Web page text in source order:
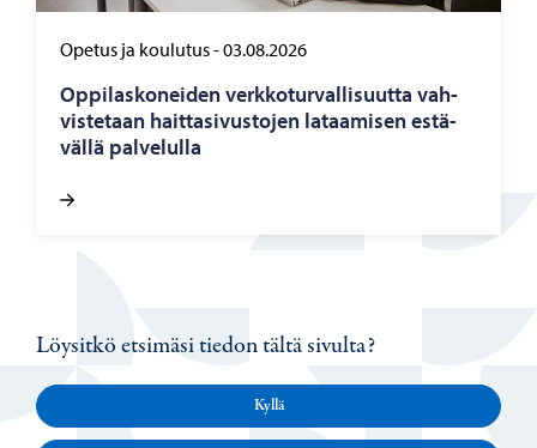
Opetus ja koulutus-03.08.2026
Op­pi­las­ko­nei­den verk­ko­tur­val­li­suut­ta vah­
vis­te­taan hait­ta­si­vus­to­jen la­taa­mi­sen es­tä­
väl­lä pal­ve­lul­la
Löysitkö etsimäsi tiedon tältä sivulta?
Kyllä